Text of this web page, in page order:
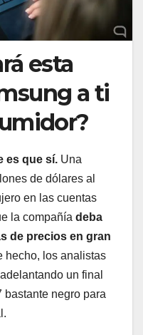
esta
a ti
es que sí. Una
de dólares al
en las cuentas
la compañía deba
de precios en gran
hecho, los analistas
un final
negro para